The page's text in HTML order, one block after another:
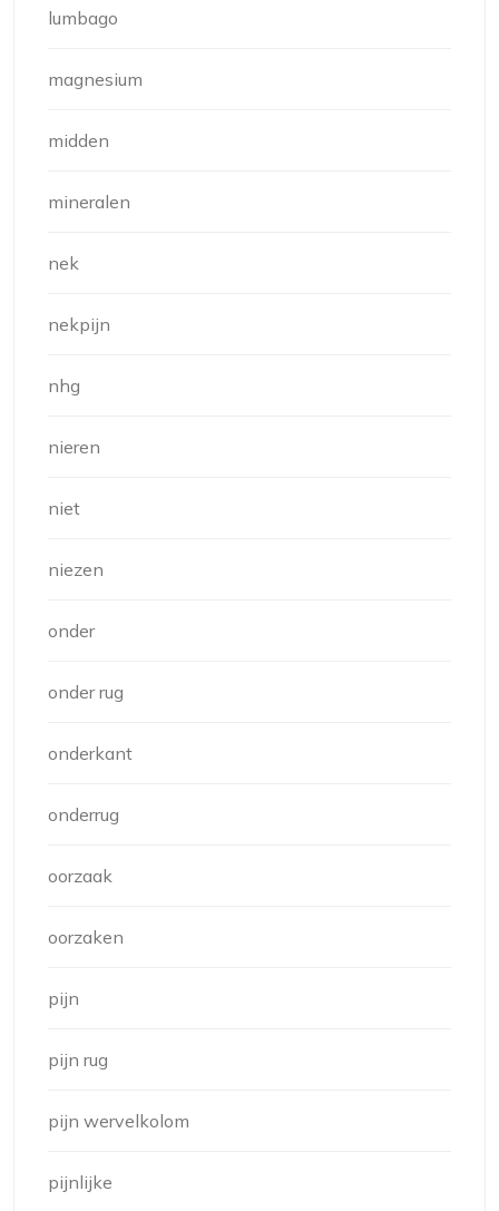
lumbago
magnesium
midden
mineralen
nek
nekpijn
nhg
nieren
niet
niezen
onder
onder rug
onderkant
onderrug
oorzaak
oorzaken
pijn
pijn rug
pijn wervelkolom
pijnlijke